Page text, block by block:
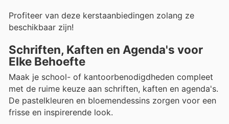
Profiteer van deze kerstaanbiedingen zolang ze
beschikbaar zijn!
Schriften, Kaften en Agenda's voor
Elke Behoefte
Maak je school- of kantoorbenodigdheden compleet
met de ruime keuze aan schriften, kaften en agenda's.
De pastelkleuren en bloemendessins zorgen voor een
frisse en inspirerende look.